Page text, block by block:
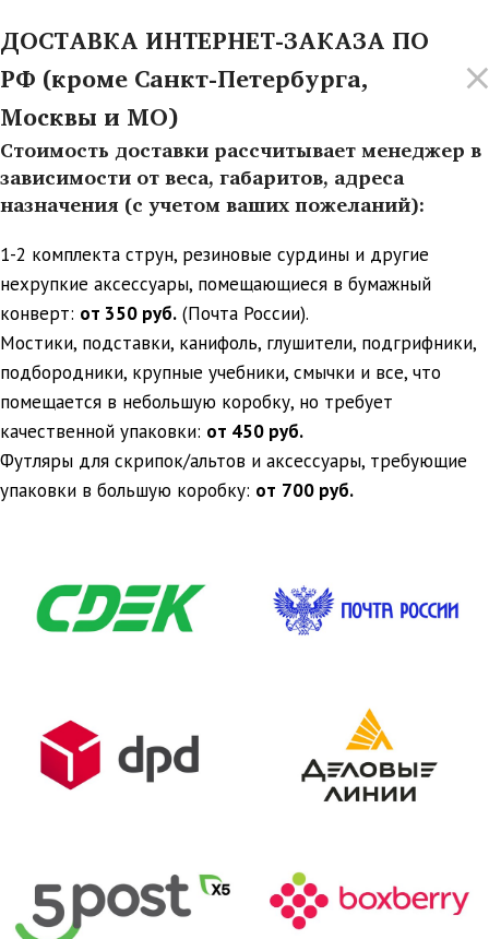
ДОСТАВКА ИНТЕРНЕТ-ЗАКАЗА ПО
РФ (кроме Санкт-Петербурга,
Москвы и МО)
Стоимость доставки рассчитывает менеджер в
зависимости от веса, габаритов, адреса
назначения (с учетом ваших пожеланий):
1-2 комплекта струн, резиновые сурдины и другие
нехрупкие аксессуары, помещающиеся в бумажный
конверт: от 350 руб. (Почта России).
Мостики, подставки, канифоль, глушители, подгрифники,
подбородники, крупные учебники, смычки и все, что
помещается в небольшую коробку, но требует
качественной упаковки: от 450 руб.
Футляры для скрипок/альтов и аксессуары, требующие
упаковки в большую коробку: от 700 руб.